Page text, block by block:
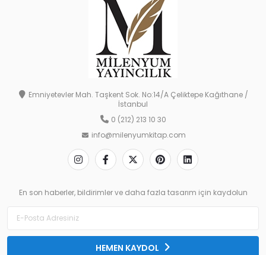
Emniyetevler Mah. Taşkent Sok. No:14/A Çeliktepe Kağıthane /
İstanbul
0 (212) 213 10 30
info@milenyumkitap.com
En son haberler, bildirimler ve daha fazla tasarım için kaydolun
HEMEN KAYDOL